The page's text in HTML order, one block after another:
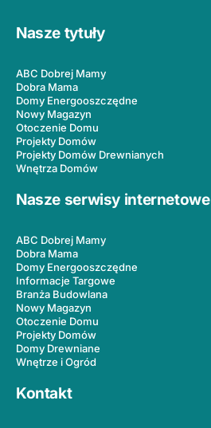
Nasze tytuły
ABC Dobrej Mamy
Dobra Mama
Domy Energooszczędne
Nowy Magazyn
Otoczenie Domu
Projekty Domów
Projekty Domów Drewnianych
Wnętrza Domów
Nasze serwisy internetowe
ABC Dobrej Mamy
Dobra Mama
Domy Energooszczędne
Informacje Targowe
Branża Budowlana
Nowy Magazyn
Otoczenie Domu
Projekty Domów
Domy Drewniane
Wnętrze i Ogród
Kontakt